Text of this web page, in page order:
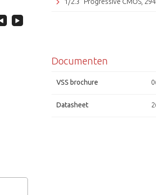
1/2.3" Progressive CMOS,
Smart stream III, 360 VCA
PoE 802.3at Class 0
Voedingsspanning PoE (9W)
Documenten
VSS brochure
Datasheet